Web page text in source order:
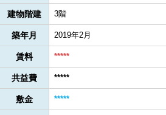
建物階建 3階
築年月 2019年2月
賃料 *****
共益費 *****
敷金 *****